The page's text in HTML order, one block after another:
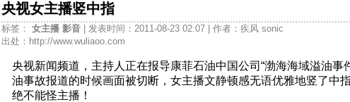
央视女主播竖中指
标签： 女主播 影音
| 发表时间：2011-08-23 02:07 | 作者：疾风 sonic
出处：http://www.wuliaoo.com
央视新闻频道，主持人正在报导康菲石油中国公司“渤海海域溢油事
油事故报道的时候画面被切断，女主播文静顿感无语优雅地竖了
绝不能怪主播！